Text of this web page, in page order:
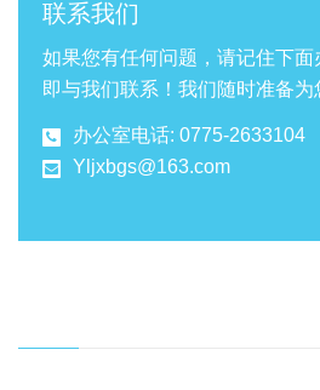
联系我们
如果您有任何问题，请记住下
即与我们联系！我们随时准备为
办公室电话: 0775-2633104
Yljxbgs@163.com